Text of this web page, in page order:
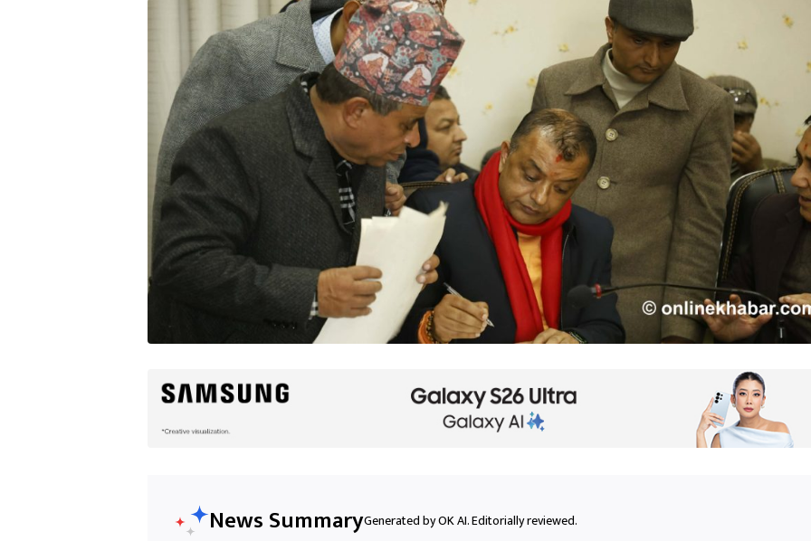
News SummaryGenerated by OK AI. Editorially reviewed.